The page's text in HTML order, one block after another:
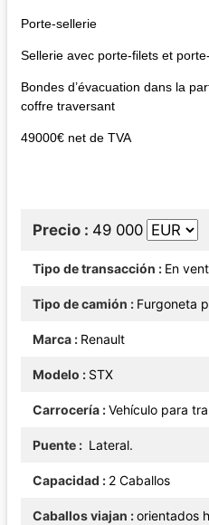
Porte-sellerie
Sellerie avec porte-filets et
Bondes d’évacuation dans la
coffre traversant
49000€ net de TVA
Precio 49 000
Tipo de transacción En
Tipo de camión Furgoneta
Marca Renault
Modelo STX
Carrocería Vehículo para
Puente Lateral.
Capacidad 2 Caballos
Caballos viajan orientados